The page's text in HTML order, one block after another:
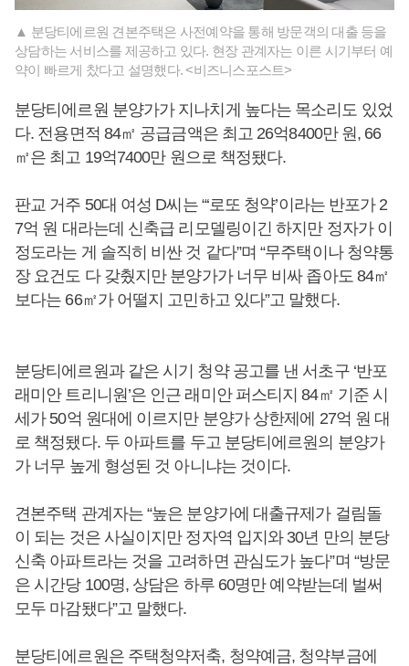
▲ 분당티에르원 견본주택은 사전예약을 통해 방문객의 대출 등을
상담하는 서비스를 제공하고 있다. 현장 관계자는 이른 시기부터 예
약이 빠르게 찼다고 설명했다. <비즈니스포스트>
분당티에르원 분양가가 지나치게 높다는 목소리도 있었
다. 전용면적 84㎡ 공급금액은 최고 26억8400만 원, 66
㎡은 최고 19억7400만 원으로 책정됐다.
판교 거주 50대 여성 D씨는 “‘로또 청약’이라는 반포가 2
7억 원 대라는데 신축급 리모델링이긴 하지만 정자가 이
정도라는 게 솔직히 비싼 것 같다”며 “무주택이나 청약통
장 요건도 다 갖췄지만 분양가가 너무 비싸 좁아도 84㎡
보다는 66㎡가 어떨지 고민하고 있다”고 말했다.
분당티에르원과 같은 시기 청약 공고를 낸 서초구 ‘반포
래미안 트리니원’은 인근 래미안 퍼스티지 84㎡ 기준 시
세가 50억 원대에 이르지만 분양가 상한제에 27억 원 대
로 책정됐다. 두 아파트를 두고 분당티에르원의 분양가
가 너무 높게 형성된 것 아니냐는 것이다.
견본주택 관계자는 “높은 분양가에 대출규제가 걸림돌
이 되는 것은 사실이지만 정자역 입지와 30년 만의 분당
신축 아파트라는 것을 고려하면 관심도가 높다”며 “방문
은 시간당 100명, 상담은 하루 60명만 예약받는데 벌써
모두 마감됐다”고 말했다.
분당티에르원은 주택청약저축, 청약예금, 청약부금에